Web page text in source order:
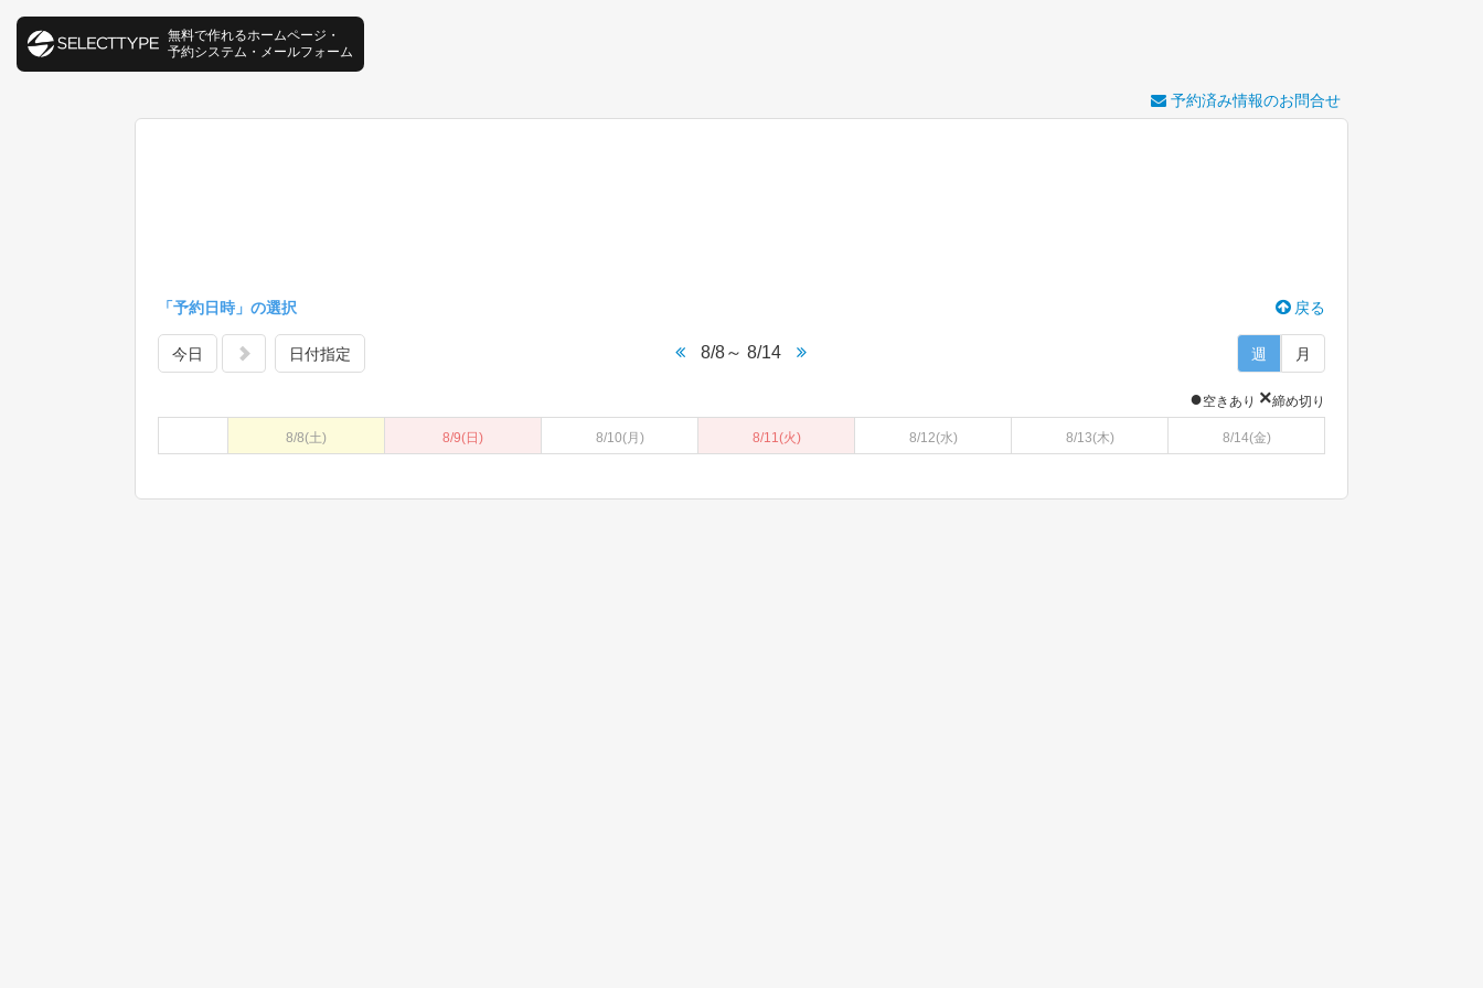
予約済み情報のお問合せ
戻る
「予約日時」の選択
今日 日付指定 8/8～ 8/14 週 月
●空きあり ×締め切り
8/8(土) 8/9(日) 8/10(月) 8/11(火) 8/12(水) 8/13(木) 8/14(金)
無料で作れるホームページ・
予約システム・メールフォーム